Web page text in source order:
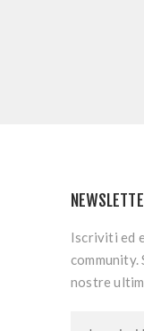
Iscriviti ed
community.
nostre